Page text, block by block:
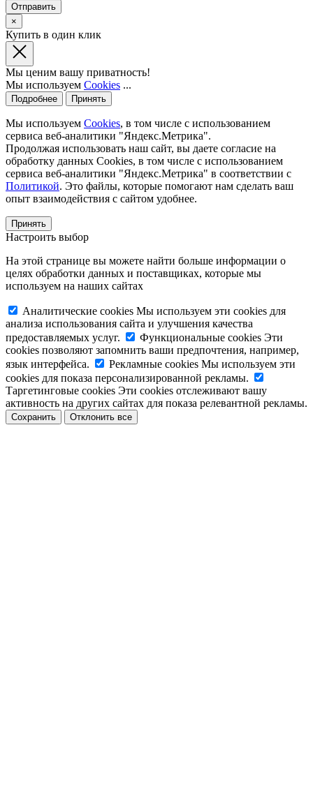
×
Купить в один клик
Мы ценим вашу приватность!
Мы используем Cookies ...
Подробнее Принять
Мы используем Cookies, в том числе с использованием
сервиса веб-аналитики "Яндекс.Метрика".
Продолжая использовать наш сайт, вы даете согласие на
обработку данных Cookies, в том числе с использованием
сервиса веб-аналитики "Яндекс.Метрика" в соответствии с
Политикой. Это файлы, которые помогают нам сделать ваш
опыт взаимодействия с сайтом удобнее.
Принять
Настроить выбор
На этой странице вы можете найти больше информации о
целях обработки данных и поставщиках, которые мы
используем на наших сайтах
Аналитические cookies Мы используем эти cookies для
анализа использования сайта и улучшения качества
предоставляемых услуг.
Функциональные cookies Эти
cookies позволяют запомнить ваши предпочтения, например,
язык интерфейса.
Рекламные cookies Мы используем эти
cookies для показа персонализированной рекламы.
Таргетинговые cookies Эти cookies отслеживают вашу
активность на других сайтах для показа релевантной рекламы.
Сохранить Отклонить все